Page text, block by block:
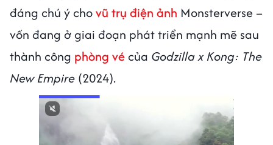
đáng chú ý chovũ trụ điện ảnh Monsterverse –
vốn đang ở giai đoạn phát triển mạnh mẽ sau
thành công phòng vécủa Godzilla x Kong: The
New Empire (2024).